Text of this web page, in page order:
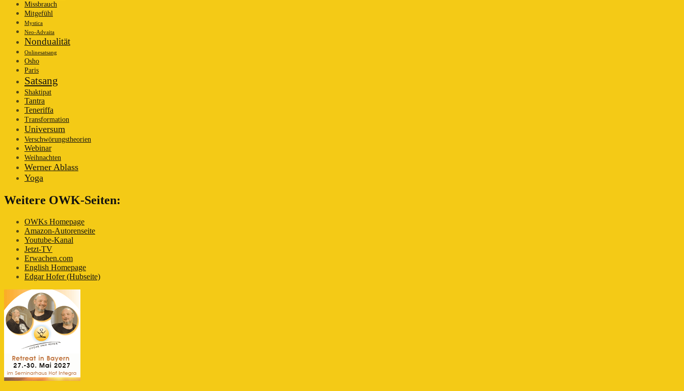
Missbrauch
Mitgefühl
Mystica
Neo-Advaita
Nondualität
Onlinesatsang
Osho
Paris
Satsang
Shaktipat
Tantra
Teneriffa
Transformation
Universum
Verschwörungstheorien
Webinar
Weihnachten
Werner Ablass
Yoga
Weitere OWK-Seiten:
OWKs Homepage
Amazon-Autorenseite
Youtube-Kanal
Jetzt-TV
Erwachen.com
English Homepage
Edgar Hofer (Hubseite)